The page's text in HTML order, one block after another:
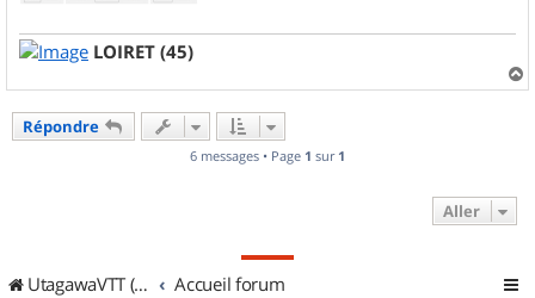
LOIRET (45)
a
Répondre
6 messages • Page 1 sur 1
Aller
UtagawaVTT (Randos VTT et VTTAE avec traces GPS) Accueil forum